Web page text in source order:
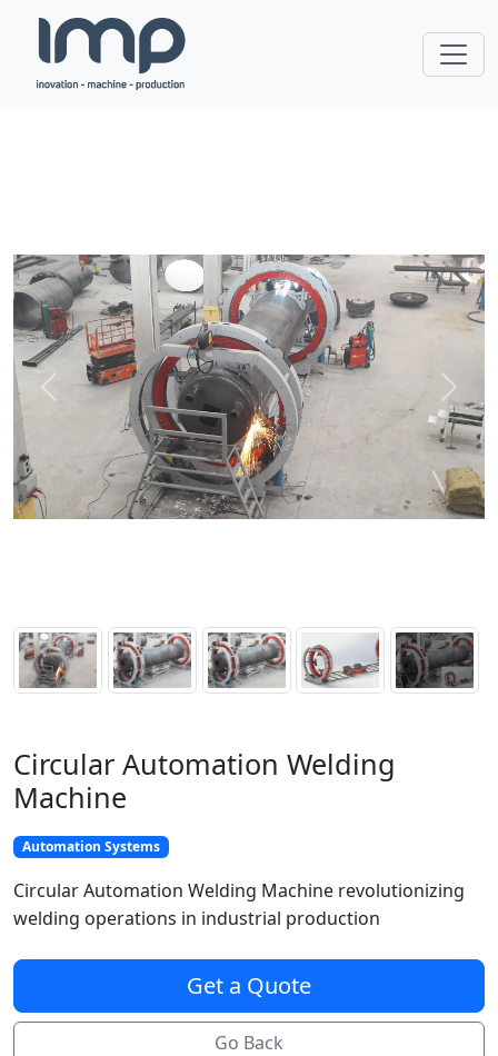
Previous Next
Circular Automation Welding
Machine
Automation Systems
Circular Automation Welding Machine revolutionizing
welding operations in industrial production
Get a Quote
Go Back